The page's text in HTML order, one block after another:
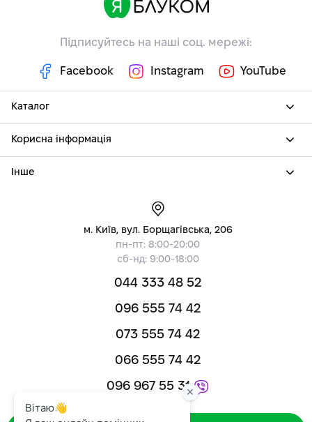
Підписуйтесь на наші соц. мережі:
Facebook Instagram YouTube
Каталог
Корисна інформація
Інше
м. Київ, вул. Борщагівська, 206
пн-пт: 8:00-20:00
сб-нд: 9:00-18:00
044 333 48 52
096 555 74 42
073 555 74 42
066 555 74 42
096 967 55 31